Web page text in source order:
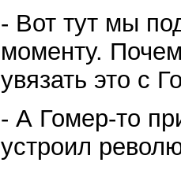
- Вот тут мы
моменту.
увязать это с
- А Гомер-то
устроил